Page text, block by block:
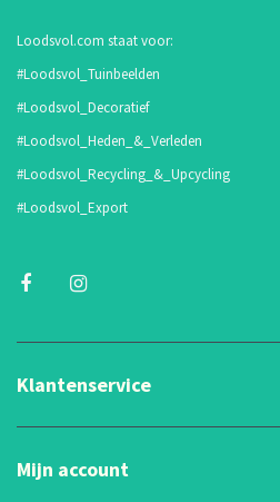
Loodsvol.com staat voor:
#Loodsvol_Tuinbeelden
#Loodsvol_Decoratief
#Loodsvol_Heden_&_Verleden
#Loodsvol_Recycling_&_Upcycling
#Loodsvol_Export
Klantenservice
Mijn account